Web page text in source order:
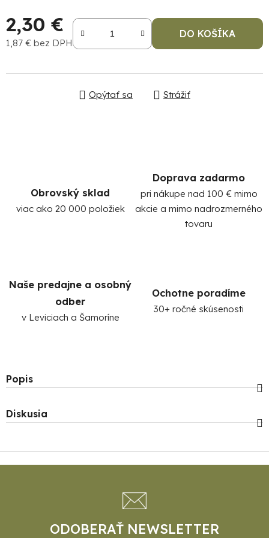
2,30 €
1,87 € bez DPH
DO KOŠÍKA
Opýtať sa Strážiť
Obrovský sklad
viac ako 20 000 položiek
Doprava zadarmo
pri nákupe nad 100 € mimo
akcie a mimo nadrozmerného
tovaru
Naše predajne a osobný
odber
v Leviciach a Šamoríne
Ochotne poradíme
30+ ročné skúsenosti
Popis
Diskusia
Z
ODOBERAŤ NEWSLETTER